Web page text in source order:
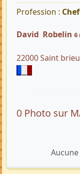
Profession :
David Robelin 6
22000 Saint
0 Photo sur